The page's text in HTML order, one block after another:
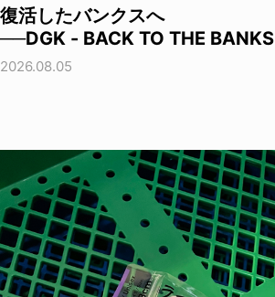
復活したバンクスへ
──DGK - BACK TO THE BANKS
2026.08.05